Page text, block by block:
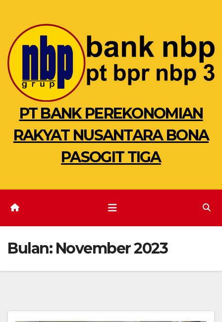
content
PT BANK PEREKONOMIAN
RAKYAT NUSANTARA BONA
PASOGIT TIGA
Bulan: November 2023